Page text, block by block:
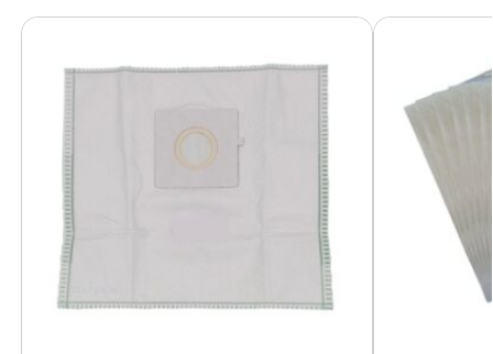
MOULINEX
MOULINEX MO 1533
MOULINEX
MOULINEX MO 1535
MOULINEX MO 1555
MOULINEX
MOULINEX MO 4011
MOULINEX
MOULINEX MO1517
MOULINEX
MOULINEX
MOULINEX